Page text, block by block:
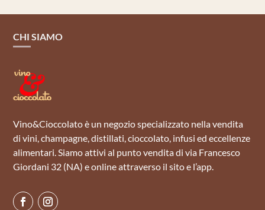
CHI SIAMO
Vino&Cioccolato è un negozio specializzato nella vendita
di vini, champagne, distillati, cioccolato, infusi ed eccellenze
alimentari. Siamo attivi al punto vendita di via Francesco
Giordani 32 (NA) e online attraverso il sito e l’app.